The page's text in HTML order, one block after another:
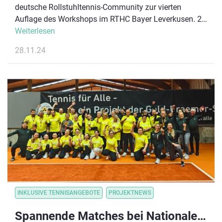
deutsche Rollstuhltennis-Community zur vierten
Auflage des Workshops im RTHC Bayer Leverkusen. 25
Spieler:innen, drei Athlet:innen der
Coaches kamen zusammen, um alle Aspekte des
Weiterlesen
28.11.24
INKLUSIVE TENNISANGEBOTE PROJEKTNEWS
Spannende Matches bei Nationalen Blinden- und Sehbehindertentennis Meisterschaften